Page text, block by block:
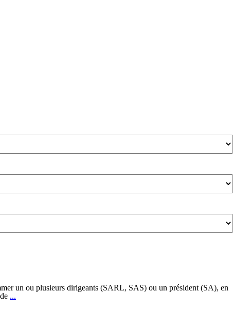
un ou plusieurs dirigeants (SARL, SAS) ou un président (SA), en
...